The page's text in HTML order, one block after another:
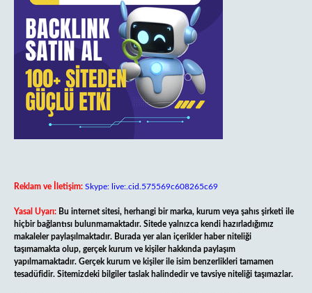
Reklam ve İletişim: Skype: live:.cid.575569c608265c69
Yasal Uyarı: Bu internet sitesi, herhangi bir marka, kurum veya şahıs şirketi ile
hiçbir bağlantısı bulunmamaktadır. Sitede yalnızca kendi hazırladığımız
makaleler paylaşılmaktadır. Burada yer alan içerikler haber niteliği
taşımamakta olup, gerçek kurum ve kişiler hakkında paylaşım
yapılmamaktadır. Gerçek kurum ve kişiler ile isim benzerlikleri tamamen
tesadüfidir. Sitemizdeki bilgiler taslak halindedir ve tavsiye niteliği taşımazlar.